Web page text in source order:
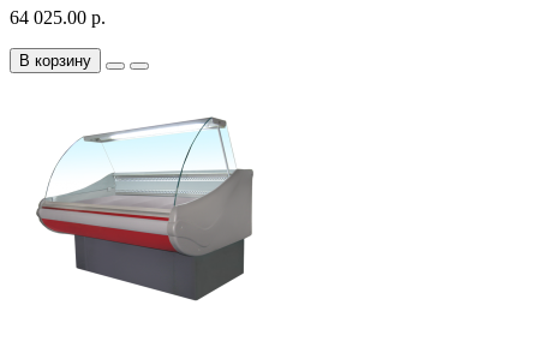
64 025.00 р.
В корзину